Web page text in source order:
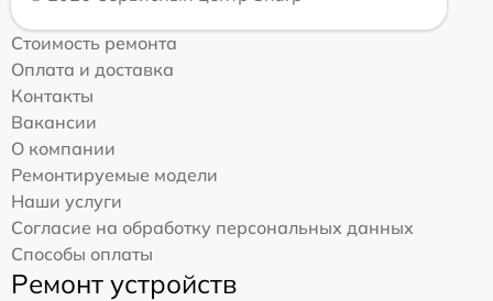
Стоимость ремонта
Оплата и доставка
Контакты
Вакансии
О компании
Ремонтируемые модели
Наши услуги
Согласие на обработку персональных данных
Способы оплаты
Ремонт устройств